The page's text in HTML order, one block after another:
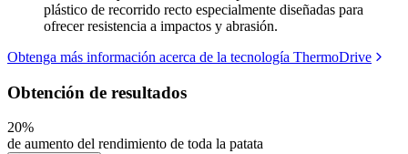
plástico de recorrido recto especialmente diseñadas para
ofrecer resistencia a impactos y abrasión.
Obtenga más información acerca de la tecnología ThermoDrive
Obtención de resultados
20%
de aumento del rendimiento de toda la patata